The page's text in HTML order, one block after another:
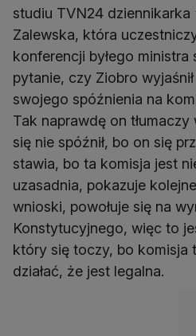
studiu TVN24
Zalewska, która
konferencji byłego
pytanie, czy Ziobro
swojego spóźnienia na
Tak naprawdę on
się nie spóźnił, bo on się
stawia, bo ta komisja jest
uzasadnia, pokazuje
wnioski, powołuje się na
Konstytucyjnego, więc to
który się toczy, bo komisja
działać, że jest legalna.